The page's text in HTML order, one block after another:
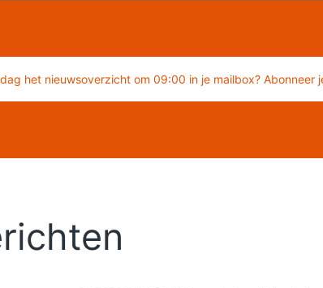
het nieuwsoverzicht om 09:00 in je mailbox? Abonneer